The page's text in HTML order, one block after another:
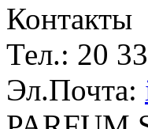
Контакты
Тел.: 20
Эл.Почта: